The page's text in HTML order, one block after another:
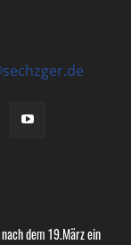
dem 19.März ein